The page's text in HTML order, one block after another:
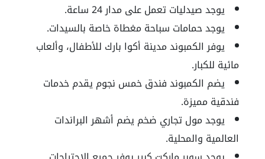
يوجد صيدليات تعمل على مدار 24 ساعة.
يوجد حمامات سباحة مغطاة خاصة بالسيدات.
يوفر الكمبوند مدينة أكوا بارك للأطفال، وألعاب
مائية للكبار.
يضم الكمبوند فندق خمس نجوم يقدم خدمات
فندقية مميزة.
يوجد مول تجاري ضخم يضم أشهر البراندات
العالمية والمحلية.